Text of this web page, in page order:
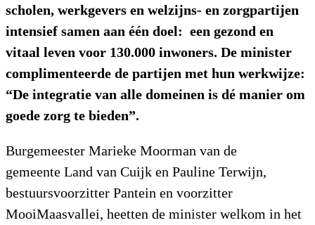
scholen, werkgevers en welzijns- en zorgpartijen
intensief samen aan één doel: een gezond en
vitaal leven voor 130.000 inwoners. De minister
complimenteerde de partijen met hun werkwijze:
“De integratie van alle domeinen is dé manier om
goede zorg te bieden”.
Burgemeester Marieke Moorman van de
gemeente Land van Cuijk en Pauline Terwijn,
bestuursvoorzitter Pantein en voorzitter
MooiMaasvallei, heetten de minister welkom in het